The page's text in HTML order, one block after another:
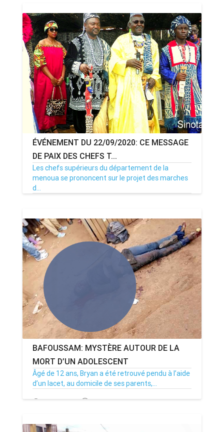
ÉVÉNEMENT DU 22/09/2020: CE MESSAGE
DE PAIX DES CHEFS T...
Les chefs supérieurs du département de la
menoua se prononcent sur le projet des marches
d...
BAFOUSSAM: MYSTÈRE AUTOUR DE LA
MORT D’UN ADOLESCENT
Âgé de 12 ans, Bryan a été retrouvé pendu à l’aide
d’un lacet, au domicile de ses parents,...
21/09/20 Par MenouActu 0